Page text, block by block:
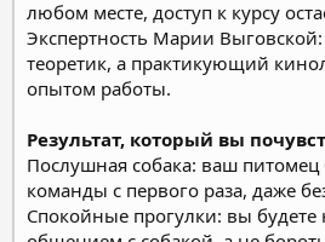
любом месте, доступ к курсу
Экспертность Марии
теоретик, а практикующий
опытом работы.
Результат, который вы
Послушная собака: ваш питомец
команды с первого раза, даже
Спокойные прогулки: вы будете